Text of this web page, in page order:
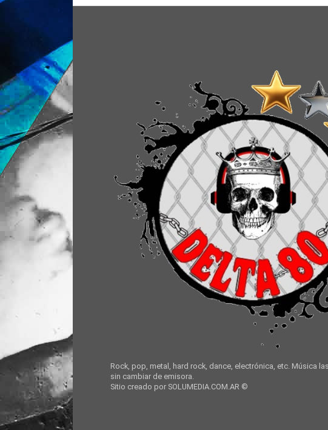
Rock, pop, metal, hard rock, dance, electrónica, etc. Música
sin cambiar de emisora.
Sitio creado por SOLUMEDIA.COM.AR ©